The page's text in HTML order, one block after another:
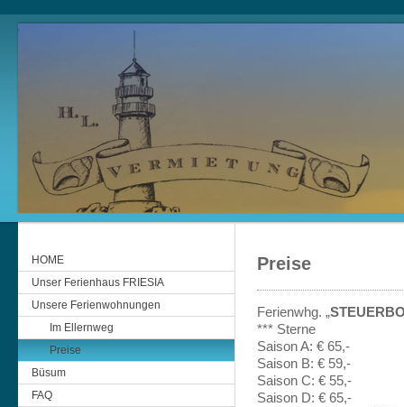
HOME
Unser Ferienhaus FRIESIA
Unsere Ferienwohnungen
Im Ellernweg
Preise
Büsum
FAQ
Preise
Ferienwhg. „
*** Sterne
Saison A: € 65,-
Saison B: € 59,-
Saison C: € 55,-
Saison D: € 65,-